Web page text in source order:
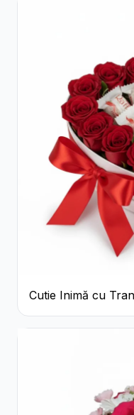
Cutie Inimă cu
Bomboane